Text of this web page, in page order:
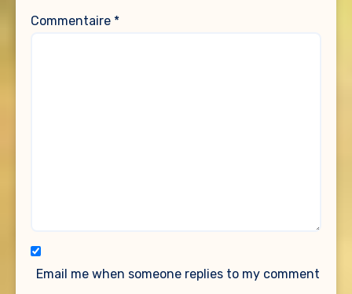
Commentaire *
Email me when someone replies to my comment